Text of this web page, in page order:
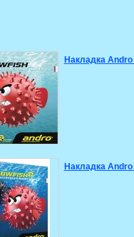
Накладка
Накладка